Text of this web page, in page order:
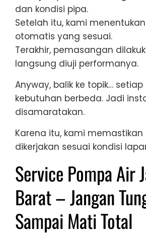
dan kondisi pipa.
Setelah itu, kami
otomatis yang sesuai.
Terakhir, pemasangan
langsung diuji performanya.
Anyway, balik ke topik…
kebutuhan berbeda. Jadi
disamaratakan.
Karena itu, kami
dikerjakan sesuai kondisi
Service Pompa Air
Barat – Jangan
Sampai Mati Total